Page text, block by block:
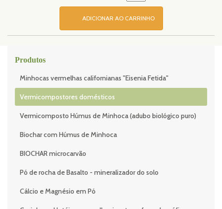
ADICIONAR AO CARRINHO
Produtos
Minhocas vermelhas californianas "Eisenia Fetida"
Vermicompostores domésticos
Vermicomposto Húmus de Minhoca (adubo biológico puro)
Biochar com Húmus de Minhoca
BIOCHAR microcarvão
Pó de rocha de Basalto - mineralizador do solo
Cálcio e Magnésio em Pó